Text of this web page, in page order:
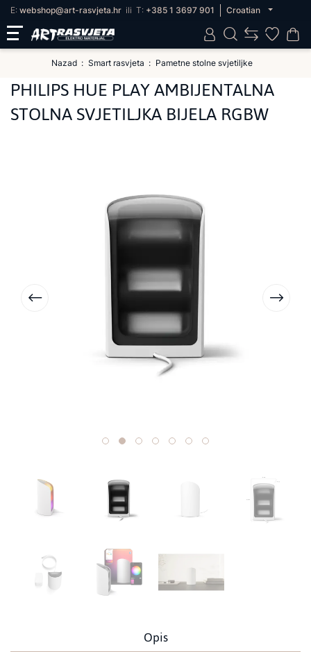
E: webshop@art-rasvjeta.hr ili T: +385 1 3697 901 Croatian
Nazad Smart rasvjeta Pametne stolne svjetiljke
PHILIPS HUE PLAY AMBIJENTALNA
STOLNA SVJETILJKA BIJELA RGBW
Opis